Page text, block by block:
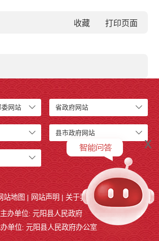
收藏
委网站 省政府网站
县市政府网站
x
站地图 | 网站声明 | 关于我们
主办单位: 元阳县人民政府
单位: 元阳县人民政府办公室